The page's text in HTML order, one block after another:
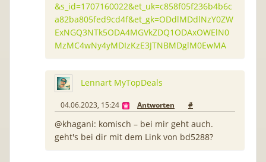
&s_id=1707160022&et_uk=c858f05f236b4b6c
a82ba805fed9cd4f&et_gk=ODdlMDdlNzY0ZW
ExNGQ3NTk5ODA4MGVkZDQ1ODAxOWElN0
MzMC4wNy4yMDIzKzE3JTNBMDglM0EwMA
Lennart MyTopDeals
04.06.2023, 15:24 Antworten #
@khagani: komisch – bei mir geht auch.
geht's bei dir mit dem Link von bd5288?